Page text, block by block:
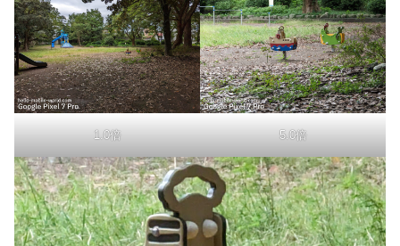
1.0倍 5.0倍